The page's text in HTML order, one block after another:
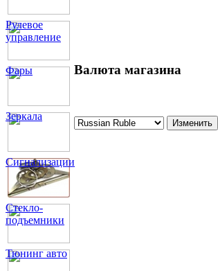
Рулевое
управление
Фары
Зеркала
Сигнализации
Стекло-
подъемники
Тюнинг авто
Валюта магазина